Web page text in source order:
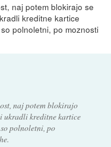
naj potem blokirajo se
kreditne kartice
polnoletni, po moznosti
naj potem blokirajo
ukradli kreditne kartice
polnoletni, po